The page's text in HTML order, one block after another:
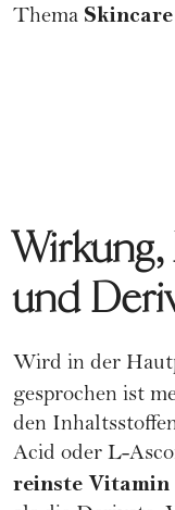
Thema Skincare
und
Wird in der
gesprochen ist
den
Acid oder L-
reinste Vitamin